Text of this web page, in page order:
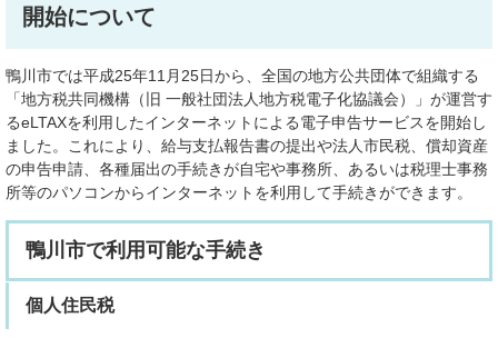
開始について
鴨川市では平成25年11月25日から、全国の地方公共団体で組織する
「地方税共同機構（旧 一般社団法人地方税電子化協議会）」が運営す
るeLTAXを利用したインターネットによる電子申告サービスを開始し
ました。これにより、給与支払報告書の提出や法人市民税、償却資産
の申告申請、各種届出の手続きが自宅や事務所、あるいは税理士事務
所等のパソコンからインターネットを利用して手続きができます。
鴨川市で利用可能な手続き
個人住民税